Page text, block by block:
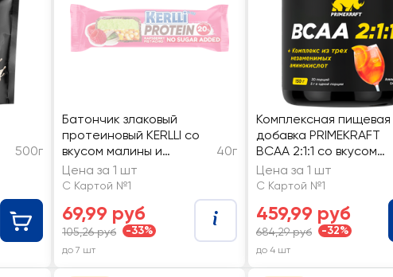
500г
Батончик злаковый
протеиновый KERLLI со
вкусом малины и
фисташки, без сахара
40г
Цена за 1 шт
С Картой №1
69,99 руб
105,26 руб -33%
до 7 шт
Комплексная пищевая
добавка PRIMEKRAFT
BCAA 2:1:1 со вкусом
апельсиновый спритц
Цена за 1 шт
С Картой №1
459,99 руб
684,29 руб -32%
до 4 шт